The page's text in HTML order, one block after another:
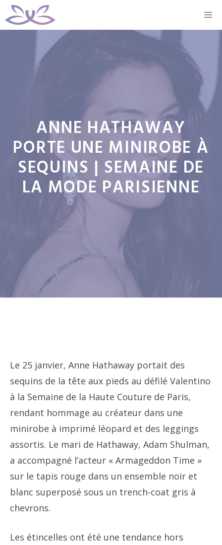
Aller
au
ANNE HATHAWAY
PORTE UNE MINIROBE À
SEQUINS | SEMAINE DE
LA MODE PARISIENNE
Le 25 janvier, Anne Hathaway portait des
sequins de la tête aux pieds au défilé Valentino
à la Semaine de la Haute Couture de Paris,
rendant hommage au créateur dans une
minirobe à imprimé léopard et des leggings
assortis. Le mari de Hathaway, Adam Shulman,
a accompagné l’acteur « Armageddon Time »
sur le tapis rouge dans un ensemble noir et
blanc superposé sous un trench-coat gris à
chevrons.
Les étincelles ont été une tendance hors